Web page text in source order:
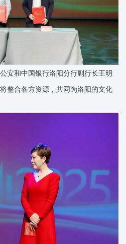
和中国银行洛阳分行副行长王明
整合各方资源，共同为洛阳的文化